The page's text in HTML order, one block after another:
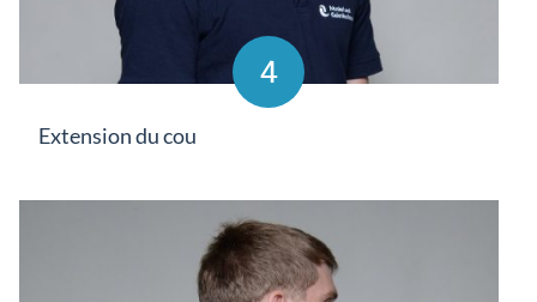
4
Extension du cou